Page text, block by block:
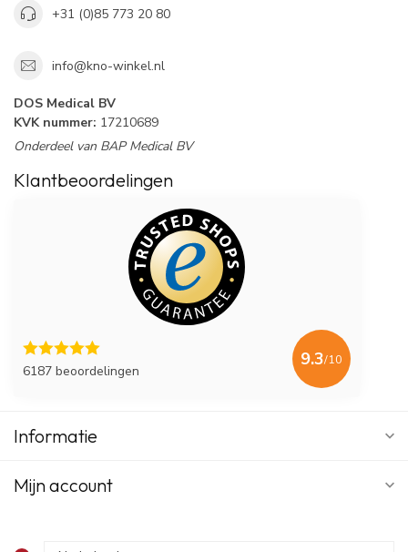
+31 (0)85 773 20 80
info@kno-winkel.nl
DOS Medical BV
KVK nummer: 17210689
Onderdeel van BAP Medical BV
Klantbeoordelingen
6187 beoordelingen
9.3/10
Informatie
Mijn account